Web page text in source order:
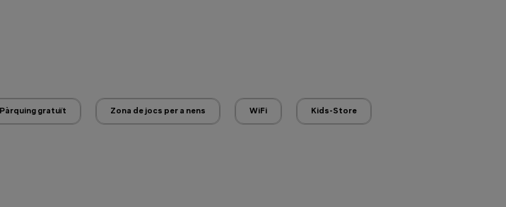
Pàrquing gratuït Zona de jocs per a nens WiFi Kids-Store